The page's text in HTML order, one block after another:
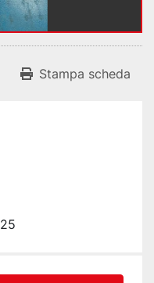
Stampa scheda
25